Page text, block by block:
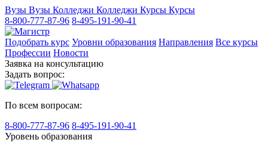
Вузы Вузы Колледжи Колледжи Курсы Курсы
8-800-777-87-96 8-495-191-90-41
Подобрать курс Уровни образования Направления Все курсы
Профессии Новости
Заявка на консультацию
Задать вопрос:
По всем вопросам:
8-800-777-87-96 8-495-191-90-41
Уровень образования